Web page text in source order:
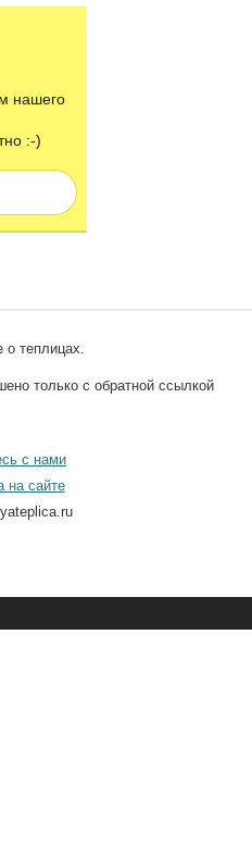
нашего
:-)
о теплицах.
только с обратной ссылкой
с нами
на сайте